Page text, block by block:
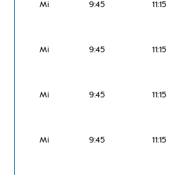
Mi 9:45 11:15
Mi 9:45 11:15
Mi 9:45 11:15
Mi 9:45 11:15